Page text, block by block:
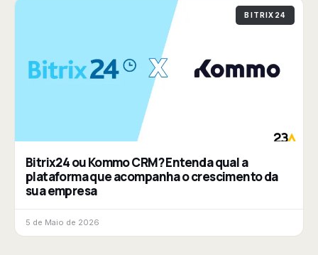
BITRIX24
Bitrix24 ou Kommo CRM? Entenda qual a
plataforma que acompanha o crescimento da
sua empresa
5 de Maio de 2026